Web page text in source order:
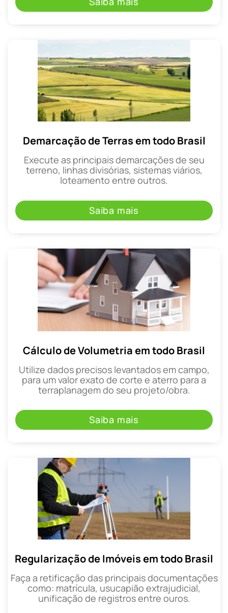
Demarcação de Terras em todo Brasil
Execute as principais demarcações de seu
terreno, linhas divisórias, sistemas viários,
loteamento entre outros.
Saiba mais
Cálculo de Volumetria em todo Brasil
Utilize dados precisos levantados em campo,
para um valor exato de corte e aterro para a
terraplanagem do seu projeto/obra.
Saiba mais
Regularização de Imóveis em todo Brasil
Faça a retificação das principais documentações
como: matrícula, usucapião extrajudicial,
unificação de registros entre ouros.